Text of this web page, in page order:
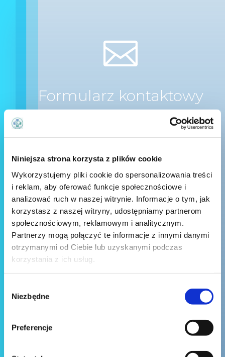
Niniejsza strona korzysta z plików cookie
Wykorzystujemy pliki cookie do spersonalizowania treści
i reklam, aby oferować funkcje społecznościowe i
analizować ruch w naszej witrynie. Informacje o tym, jak
korzystasz z naszej witryny, udostępniamy partnerom
społecznościowym, reklamowym i analitycznym.
Partnerzy mogą połączyć te informacje z innymi danymi
otrzymanymi od Ciebie lub uzyskanymi podczas
korzystania z ich usług.
zgody
Niezbędne
Preferencje

Formularz kontaktowy
Wyślij wiadomość